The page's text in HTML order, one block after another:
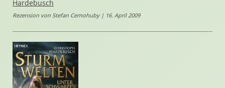
Hardebusch
Rezension von Stefan Cernohuby | 16. April 2009